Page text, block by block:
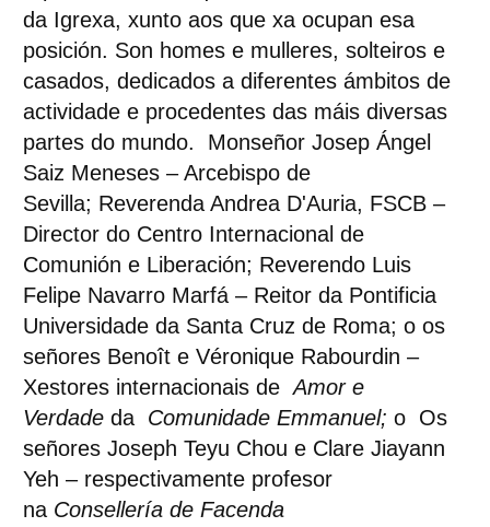
da Igrexa, xunto aos que xa ocupan esa
posición. Son homes e mulleres, solteiros e
casados, dedicados a diferentes ámbitos de
actividade e procedentes das máis diversas
partes do mundo. Monseñor Josep Ángel
Saiz Meneses– Arcebispo de
Sevilla; Reverenda Andrea D'Auria, FSCB–
Director do Centro Internacional de
Comunión e Liberación; Reverendo Luis
Felipe Navarro Marfá– Reitor da Pontificia
Universidade da Santa Cruz de Roma; o os
señores Benoît e Véronique Rabourdin –
Xestores internacionais deAmor e
Verdadeda Comunidade Emmanuel; o
Os
señores Joseph Teyu Chou e Clare Jiayann
Yeh – respectivamente profesor
na Consellería de Facenda